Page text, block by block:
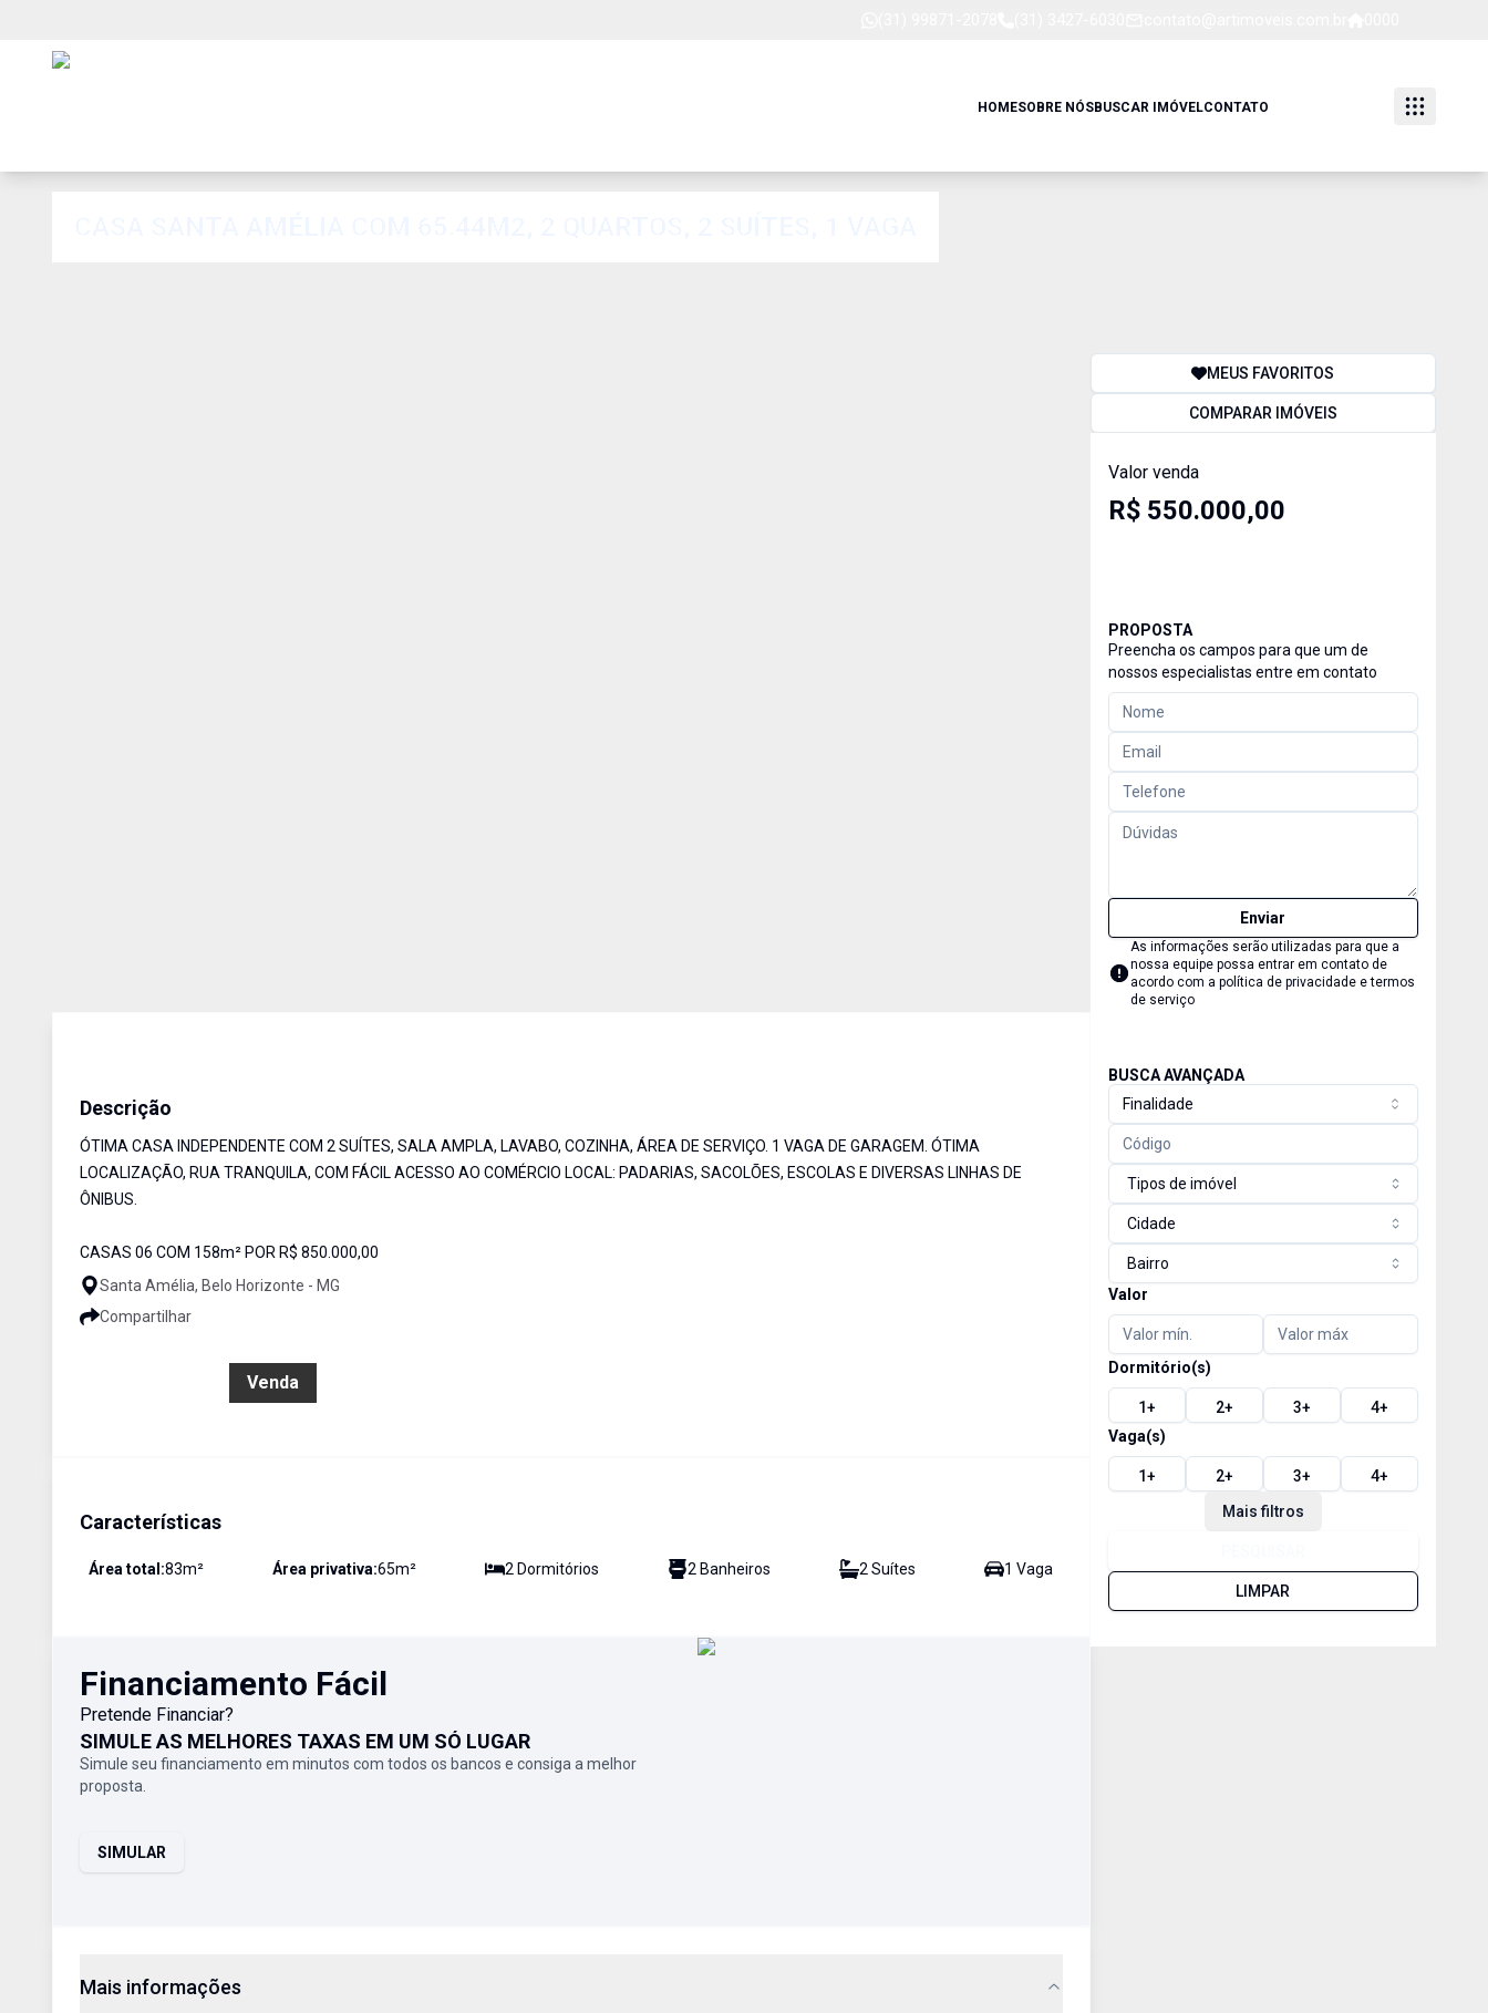
HOMESOBRE NÓSBUSCAR IMÓVELCONTATO
Descrição
ÓTIMA CASA INDEPENDENTE COM 2 SUÍTES, SALA AMPLA, LAVABO, COZINHA, ÁREA DE SERVIÇO. 1 VAGA DE GARAGEM. ÓTIMA
LOCALIZAÇÃO, RUA TRANQUILA, COM FÁCIL ACESSO AO COMÉRCIO LOCAL: PADARIAS, SACOLÕES, ESCOLAS E DIVERSAS LINHAS DE
ÔNIBUS.
CASAS 06 COM 158m² POR R$ 850.000,00
Santa Amélia, Belo Horizonte - MG
Compartilhar
Venda
Características
Área total:83m² Área privativa:65m² 2 Dormitórios 2 Banheiros 2 Suítes 1 Vaga
Financiamento Fácil
Pretende Financiar?
SIMULE AS MELHORES TAXAS EM UM SÓ LUGAR
Simule seu financiamento em minutos com todos os bancos e consiga a melhor
proposta.
SIMULAR
Mais informações
MEUS FAVORITOS
COMPARAR IMÓVEIS
Valor venda
R$ 550.000,00
PROPOSTA
Preencha os campos para que um de
nossos especialistas entre em contato
Enviar
As informações serão utilizadas para que a
nossa equipe possa entrar em contato de
acordo com a política de privacidade e termos
de serviço
BUSCA AVANÇADA
Finalidade
Tipos de imóvel
Cidade
Bairro
Valor
Dormitório(s)
1+ 2+ 3+ 4+
Vaga(s)
1+ 2+ 3+ 4+
Mais filtros
LIMPAR